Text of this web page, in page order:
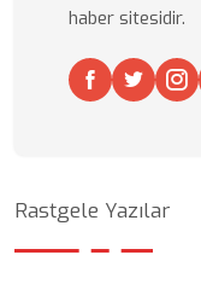
haber sitesidir.
Rastgele Yazılar